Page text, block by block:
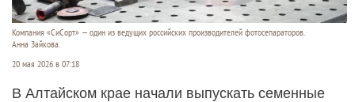
Компания «СиСорт» — один из ведущих российских производителей фотосепараторов.
Анна Зайкова.
20 мая 2026 в 07:18
В Алтайском крае начали выпускать семенные